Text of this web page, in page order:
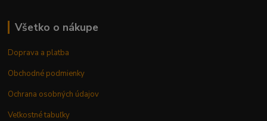
Všetko o nákupe
Doprava a platba
Obchodné podmienky
Ochrana osobných údajov
Veľkostné tabuľky